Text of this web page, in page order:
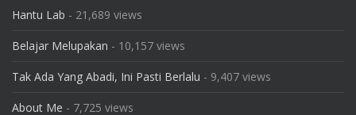
Hantu Lab - 21,689 views
Belajar Melupakan - 10,157 views
Tak Ada Yang Abadi, Ini Pasti Berlalu - 9,407 views
About Me - 7,725 views